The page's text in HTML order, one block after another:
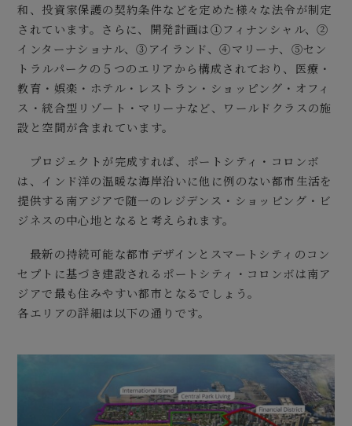
和、投資家保護の契約条件などを定めた様々な法令が制定
されています。さらに、開発計画は①フィナンシャル、②
インターナショナル、③アイランド、④マリーナ、⑤セン
トラルパークの５つのエリアから構成されており、医療・
教育・娯楽・ホテル・レストラン・ショッピング・オフィ
ス・統合型リゾート・マリーナなど、ワールドクラスの施
設と空間が含まれています。
プロジェクトが完成すれば、ポートシティ・コロンボ
は、インド洋の温暖な海岸沿いに他に例のない都市生活を
提供する南アジアで随一のレジデンス・ショッピング・ビ
ジネスの中心地となると考えられます。
最新の持続可能な都市デザインとスマートシティのコン
セプトに基づき建設されるポートシティ・コロンボは南ア
ジアで最も住みやすい都市となるでしょう。
各エリアの詳細は以下の通りです。